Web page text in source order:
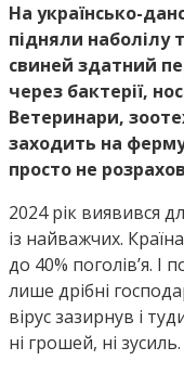
На українсько-
підняли наболілу
свиней здатний
через бактерії,
Ветеринари,
заходить на
просто не
2024 рік виявився
із найважчих.
до 40% поголів’я.
лише дрібні
вірус зазирнув і
ні грошей, ні зусиль.